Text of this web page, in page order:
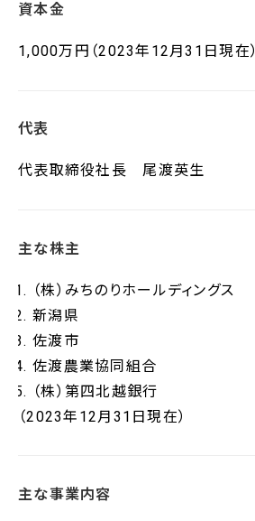
資本金
1,000万円（2023年12月31日現在）
代表
代表取締役社長 尾渡英生
主な株主
（株）みちのりホールディングス
新潟県
佐渡市
佐渡農業協同組合
（株）第四北越銀行
（2023年12月31日現在）
主な事業内容